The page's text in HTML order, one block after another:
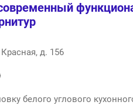
д. 156
белого углового